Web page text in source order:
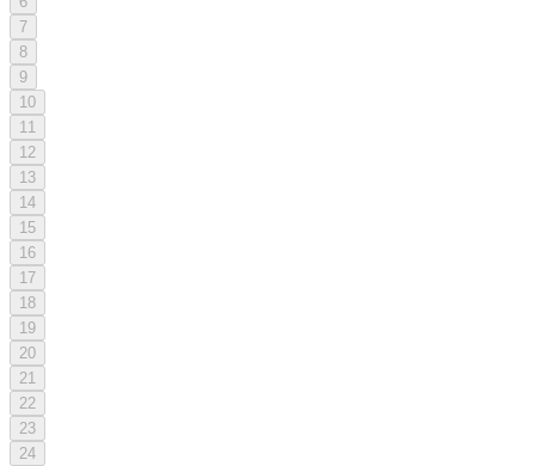
7
8
9
10
11
12
13
14
15
16
17
18
19
20
21
22
23
24